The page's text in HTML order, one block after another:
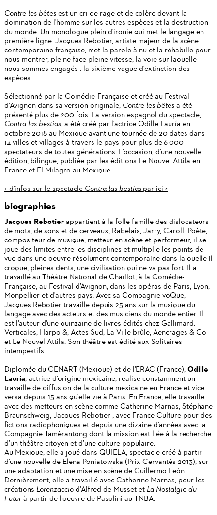
Contre les bêtesest un cri de rage et de colère devant la
domination de l'homme sur les autres espèces et la destruction
du monde. Un monologue plein d'ironie qui met le langage en
première ligne. Jacques Rebotier, artiste majeur de la scène
contemporaine française, met la parole à nu et la réhabille pour
nous montrer, pleine face pleine vitesse, la voie sur laquelle
nous sommes engagés : la sixième vague d'extinction des
espèces.
Sélectionné par la Comédie-Française et créé au Festival
d'Avignon dans sa version originale, Contre les bêtesa été
présenté plus de 200 fois. La version espagnol du spectacle,
Contra las bestias, a été créé par l'actrice Odille Lauría en
octobre 2018 au Mexique avant une tournée de 20 dates dans
14 villes et villages à travers le pays pour plus de 6 000
spectateurs de toutes générations. L'occasion, d'une nouvelle
édition, bilingue, publiée par les éditions Le Nouvel Attila en
France et El Milagro au Mexique.
+ d'infos sur le spectacle Contra las bestiaspar ici >
biographies
Jacques Rebotier appartient à la folle famille des dislocateurs
de mots, de sons et de cerveaux, Rabelais, Jarry, Caroll. Poète,
compositeur de musique, metteur en scène et performeur, il se
joue des limites entre les disciplines et multiplie les points de
vue dans une oeuvre résolument contemporaine dans la quelle il
croque, pleines dents, une civilisation qui ne va pas fort. Il a
travaillé au Théâtre National de Chaillot, à la Comédie-
Française, au Festival d’Avignon, dans les opéras de Paris, Lyon,
Monpellier et d'autres pays. Avec sa Compagnie voQue,
Jacques Rebotier travaille depuis 25 ans sur la musique du
langage avec des acteurs et des musiciens du monde entier. Il
est l'auteur d'une quinzaine de livres édités chez Gallimard,
Verticales, Harpo &, Actes Sud, La Ville brûle, Aencrages & Co
et Le Nouvel Attila. Son théâtre est édité aux Solitaires
intempestifs.
Diplomée du CENART (Mexique) et de l'ERAC (France), Odille
Lauría, actrice d'origine mexicaine, réalise constamment un
travaille de diffusion de la culture mexicaine en France et vice
versa depuis 15 ans qu'elle vie à Paris. En France, elle travaille
avec des metteurs en scène comme Catherine Marnas, Stéphane
Braunschweig, Jacques Rebotier ; avec France Culture pour des
fictions radiophoniques et depuis une dizaine d'années avec la
Compagnie Tamèrantong dont la mission est liée à la recherche
d’un théâtre citoyen et d’une culture populaire.
Au Mexique, elle a joué dans QUIELA, spectacle créé à partir
d'une nouvelle de Elena Poniatowska (Prix Cervantés 2013), sur
une adaptation et une mise en scène de Guillermo León.
Dernièrement, elle a travaillé avec Catherine Marnas, pour les
créations Lorenzacciod'Alfred de Musset et La Nostalgie du
Futurà partir de l'oeuvre de Pasolini au TNBA.